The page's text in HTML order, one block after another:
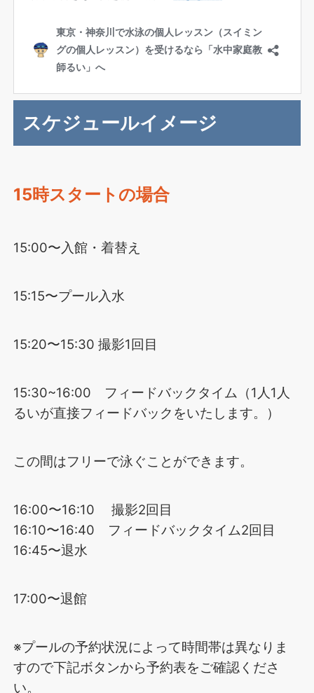
スケジュールイメージ
15時スタートの場合
15:00〜入館・着替え
15:15〜プール入水
15:20〜15:30 撮影1回目
15:30~16:00 フィードバックタイム（1人1人
るいが直接フィードバックをいたします。）
この間はフリーで泳ぐことができます。
16:00〜16:10 撮影2回目
16:10〜16:40 フィードバックタイム2回目
16:45〜退水
17:00〜退館
※プールの予約状況によって時間帯は異なりま
すので下記ボタンから予約表をご確認くださ
い。